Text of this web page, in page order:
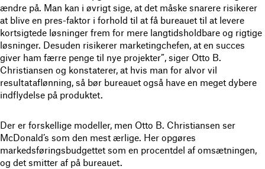
ændre på. Man kan i øvrigt sige, at det måske snarere risikerer
at blive en pres-faktor i forhold til at få bureauet til at levere
kortsigtede løsninger frem for mere langtidsholdbare og rigtige
løsninger. Desuden risikerer marketingchefen, at en succes
giver ham færre penge til nye projekter”, siger Otto B.
Christiansen og konstaterer, at hvis man for alvor vil
resultataflønning, så bør bureauet også have en meget dybere
indflydelse på produktet.
Der er forskellige modeller, men Otto B. Christiansen ser
McDonald’s som den mest ærlige. Her opgøres
markedsføringsbudgettet som en procentdel af omsætningen,
og det smitter af på bureauet.